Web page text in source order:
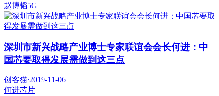
赵博韬5G
深圳市新兴战略产业博士专家联谊会会长何进：中
国芯要取得发展需做到这三点
创客猫·2019-11-06
何进芯片